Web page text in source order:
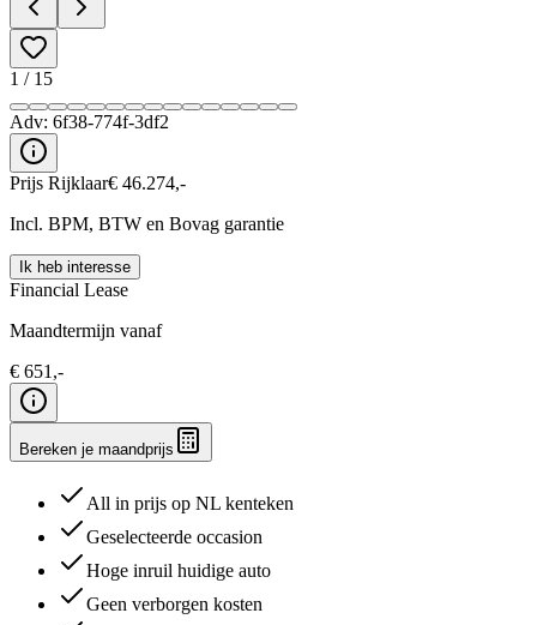
1 / 15
Adv: 6f38-774f-3df2
Prijs Rijklaar€ 46.274,-
Incl. BPM, BTW en Bovag garantie
Ik heb interesse
Financial Lease
Maandtermijn vanaf
€ 651 ,-
Bereken je maandprijs
All in prijs op NL kenteken
Geselecteerde occasion
Hoge inruil huidige auto
Geen verborgen kosten